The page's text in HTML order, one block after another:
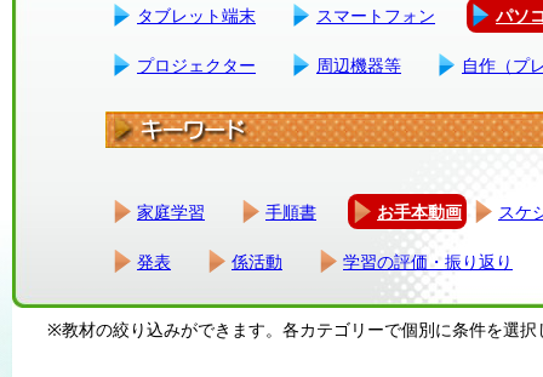
タブレット端末 スマートフォン パソ
プロジェクター 周辺機器等 自作（プ
家庭学習 手順書 お手本動画 スケ
発表 係活動 学習の評価・振り返り
※教材の絞り込みができます。各カテゴリーで個別に条件を選択